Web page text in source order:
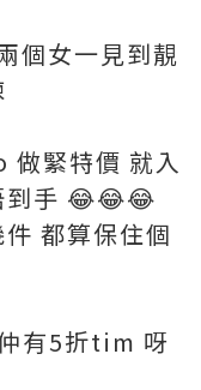
個女一見到靚
緊特價 就入
到手 😂😂😂
都算保住個
有5折tim 呀